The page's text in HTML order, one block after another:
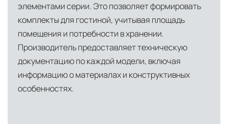
Доставка до адреса— транспортировка
товара от нашего склада непосредственно к
месту назначения с соблюдением сроков
Профессиональная выгрузка
осуществляют разгрузку с применением
элементами серии. Это позволяет формировать
комплекты для гостиной, учитывая площадь
помещения и потребности в хранении.
Производитель предоставляет техническую
документацию по каждой модели, включая
информацию о материалах и конструктивных
особенностях.